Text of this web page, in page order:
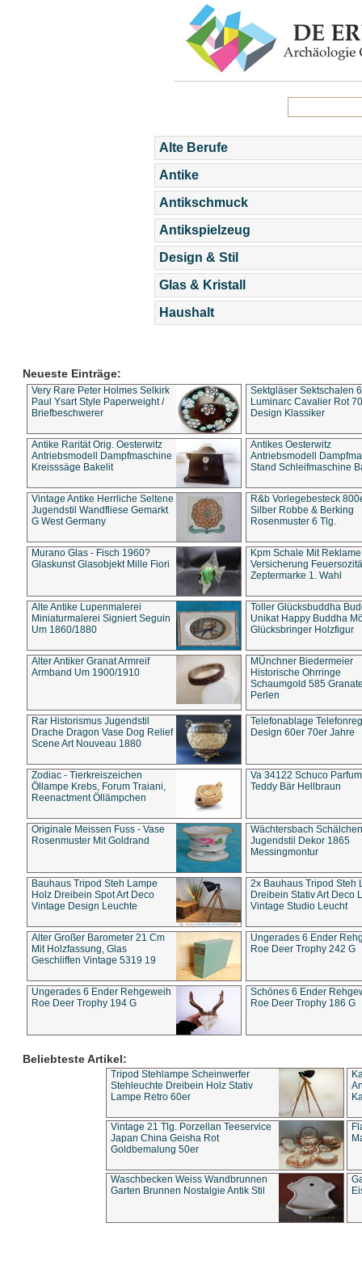
Alte Berufe
Antike
Antikschmuck
Antikspielzeug
Design & Stil
Glas & Kristall
Haushalt
Neueste Einträge:
Very Rare Peter Holmes Selkirk
Paul Ysart Style Paperweight /
Briefbeschwerer
Sektgläser Sektschalen
Luminarc Cavalier Rot
Design Klassiker
Antike Rarität Orig. Oesterwitz
Antriebsmodell Dampfmaschine
Kreisssäge Bakelit
Antikes Oesterwitz
Antriebsmodell
Stand Schleifmaschine
Vintage Antike Herrliche Seltene
Jugendstil Wandfliese Gemarkt
G West Germany
R&b Vorlegebesteck
Silber Robbe & Berking
Rosenmuster 6 Tlg.
Murano Glas - Fisch 1960?
Glaskunst Glasobjekt Mille Fiori
Kpm Schale Mit Reklame
Versicherung
Zeptermarke 1. Wahl
Alte Antike Lupenmalerei
Miniaturmalerei Signiert Seguin
Um 1860/1880
Toller Glücksbuddha
Unikat Happy Buddha
Glücksbringer Holzfigur
Alter Antiker Granat Armreif
Armband Um 1900/1910
MÜnchner Biedermeier
Historische Ohrringe
Schaumgold 585
Perlen
Rar Historismus Jugendstil
Drache Dragon Vase Dog Relief
Scene Art Nouveau 1880
Telefonablage
Design 60er 70er Jahre
Zodiac - Tierkreiszeichen
Öllampe Krebs, Forum Traiani,
Reenactment Öllämpchen
Va 34122 Schuco
Teddy Bär Hellbraun
Originale Meissen Fuss - Vase
Rosenmuster Mit Goldrand
Wächtersbach Schälchen
Jugendstil Dekor 1865
Messingmontur
Bauhaus Tripod Steh Lampe
Holz Dreibein Spot Art Deco
Vintage Design Leuchte
2x Bauhaus Tripod Steh
Dreibein Stativ Art Deco
Vintage Studio Leucht
Alter Großer Barometer 21 Cm
Mit Holzfassung, Glas
Geschliffen Vintage 5319 19
Ungerades 6 Ender
Roe Deer Trophy 242 G
Ungerades 6 Ender Rehgeweih
Roe Deer Trophy 194 G
Schönes 6 Ender
Roe Deer Trophy 186 G
Beliebteste Artikel:
Tripod Stehlampe Scheinwerfer
Stehleuchte Dreibein Holz Stativ
Lampe Retro 60er
Vintage 21 Tlg. Porzellan Teeservice
Japan China Geisha Rot
Goldbemalung 50er
Waschbecken Weiss Wandbrunnen
Garten Brunnen Nostalgie Antik Stil